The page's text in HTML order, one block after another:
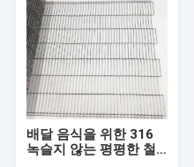
배달 음식을 위한 316
녹슬지 않는 평평한 철